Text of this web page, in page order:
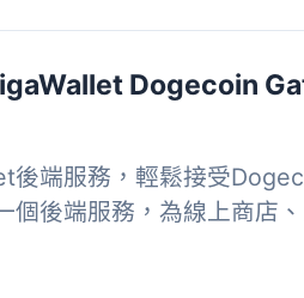
Dogecoin
後端服務，輕鬆接受
個後端服務，為線上商店